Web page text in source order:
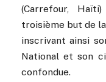
(Carrefour,
troisième but de
inscrivant ainsi
National et son
confondue.